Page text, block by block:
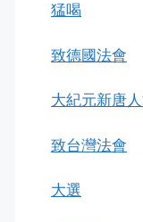
猛喝
致德國法會
大紀元新唐
致台灣法會
大選